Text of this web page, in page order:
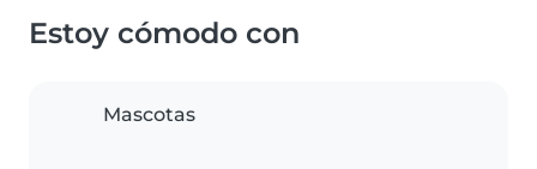
Estoy cómodo con
Mascotas